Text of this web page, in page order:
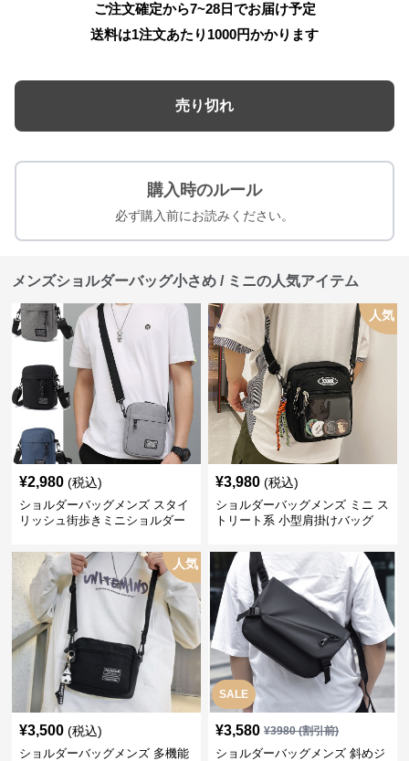
ご注文確定から7~28日でお届け予定
送料は1注文あたり 1000円かかります
売り切れ
購入時のルール
必ず購入前にお読みください。
メンズショルダーバッグ小さめ / ミニの人気アイテム
¥2,980 (税込)
ショルダーバッグメンズ スタイ
リッシュ街歩きミニショルダー
人気
¥3,980 (税込)
ショルダーバッグメンズ ミニ ス
トリート系 小型肩掛けバッグ
人気
¥3,500 (税込)
ショルダーバッグメンズ 多機能
SALE
¥3,580 ¥3980(割引前)
ショルダーバッグメンズ 斜めジ